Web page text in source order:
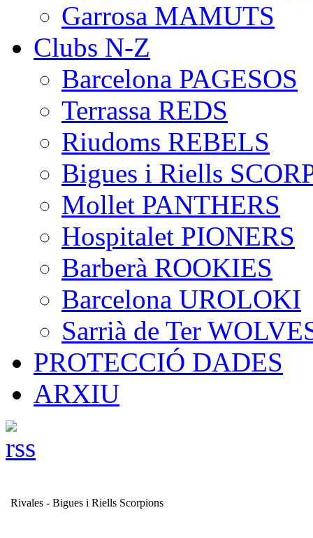
Garrosa MAMUTS
Clubs N-Z
Barcelona PAGESOS
Terrassa REDS
Riudoms REBELS
Bigues i Riells
Mollet PANTHERS
Hospitalet PIONERS
Barberà ROOKIES
Barcelona UROLOKI
Sarrià de Ter
PROTECCIÓ DADES
ARXIU
Rivales - Bigues i Riells Scorpions